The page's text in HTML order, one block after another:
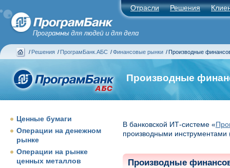
Отрасли Решения
/ Решения / ПрограмБанк.АБС / Финансовые рынки / Производные
Производные
Ценные бумаги
Операции на денежном
рынке
Операции на рынке
ценных металлов
В банковской ИТ-системе «
производными инструментами
Производные